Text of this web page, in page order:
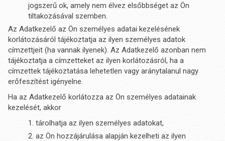
jogszerű ok, amely nem élvez elsőbbséget az Ön
tiltakozásával szemben.
Az Adatkezelő az Ön személyes adatai kezelésének
korlátozásáról tájékoztatja az ilyen személyes adatok
címzettjeit (ha vannak ilyenek). Az Adatkezelő azonban nem
tájékoztatja a címzetteket az ilyen korlátozásról, ha a
címzettek tájékoztatása lehetetlen vagy aránytalanul nagy
erőfeszítést igényelne.
Ha az Adatkezelő korlátozza az Ön személyes adatainak
kezelését, akkor
tárolhatja az ilyen személyes adatokat,
az Ön hozzájárulása alapján kezelheti az ilyen